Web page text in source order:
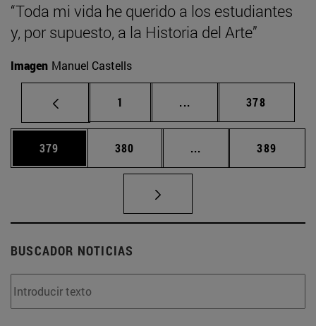
“Toda mi vida he querido a los estudiantes
y, por supuesto, a la Historia del Arte”
Imagen Manuel Castells
Página
1 ... Páginas intermedias
Página
378
Página
379 Página
380 ... Páginas intermedias
Página
389
BUSCADOR NOTICIAS